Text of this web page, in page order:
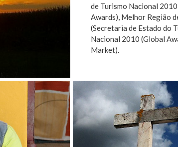
de Turismo Nacional
Awards), Melhor Região
(Secretaria de Estado do
Nacional 2010 (Global
Market).